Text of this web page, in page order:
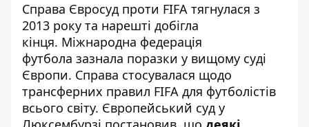
Справа Євросуд проти FIFA тягнулася з
2013 року та нарешті добігла
кінця. Міжнародна федерація
футбола зазнала поразки у вищому суді
Європи. Справа стосувалася щодо
трансферних правил FIFA для футболістів
всього світу. Європейський суд у